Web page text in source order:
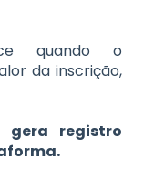
quando o
da inscrição,
gera registro